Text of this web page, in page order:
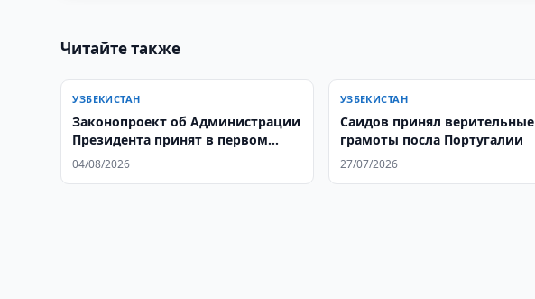
Читайте также
УЗБЕКИСТАН
Законопроект об Администрации
Президента принят в первом
чтении
04/08/2026
УЗБЕКИСТАН
Саидов принял верительные
грамоты посла Португалии
27/07/2026